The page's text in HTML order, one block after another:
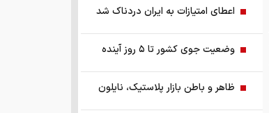
اعطای امتیازات به ایران دردناک شد
وضعیت جوی کشور تا ۵ روز آینده
ظاهر و باطن بازار پلاستیک، نایلون